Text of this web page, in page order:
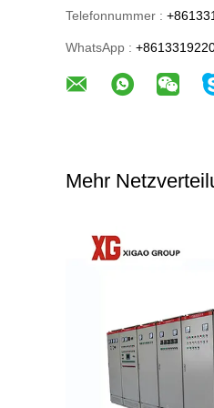
Telefonnummer :
WhatsApp :
Mehr